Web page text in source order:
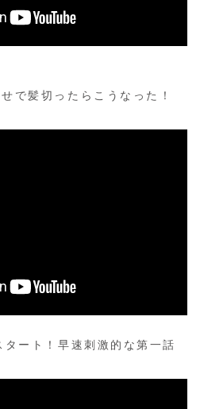
で髪切ったらこうなった！
ート！早速刺激的な第一話